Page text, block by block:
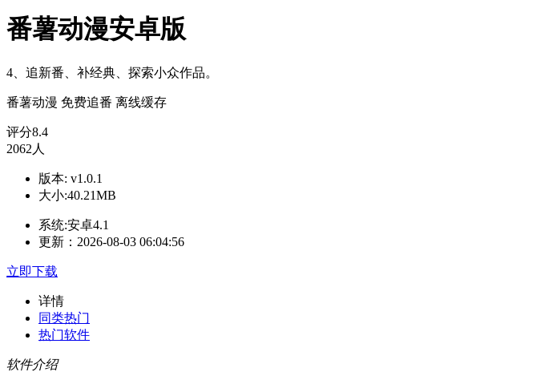
番薯动漫安卓版
4、追新番、补经典、探索小众作品。
番薯动漫 免费追番 离线缓存
评分8.4
2062人
版本: v1.0.1
大小:40.21MB
系统:安卓4.1
更新：2026-08-03 06:04:56
立即下载
详情
同类热门
热门软件
软件介绍